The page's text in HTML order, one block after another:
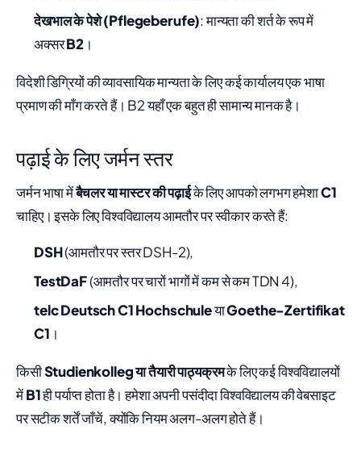
देखभाल के पेशे (Pflegeberufe): मान्यता की शर्त के रूप में
अक्सरB2।
विदेशी डिग्रियों की व्यावसायिक मान्यता के लिए कई कार्यालय एक भाषा
प्रमाण की माँग करते हैं। B2 यहाँ एक बहुत ही सामान्य मानक है।
पढ़ाई के लिए जर्मन स्तर
जर्मन भाषा मेंबैचलर या मास्टर की पढ़ाईके लिए आपको लगभग हमेशाC1
चाहिए। इसके लिए विश्वविद्यालय आमतौर पर स्वीकार करते हैं:
DSH(आमतौर पर स्तर DSH-2),
TestDaF(आमतौर पर चारों भागों में कम से कम TDN 4),
telc Deutsch C1 HochschuleयाGoethe-Zertifikat
C1 ।
किसीStudienkolleg या तैयारी पाठ्यक्रमके लिए कई विश्वविद्यालयों
मेंB1ही पर्याप्त होता है। हमेशा अपनी पसंदीदा विश्वविद्यालय की वेबसाइट
पर सटीक शर्तें जाँचें, क्योंकि नियम अलग-अलग होते हैं।